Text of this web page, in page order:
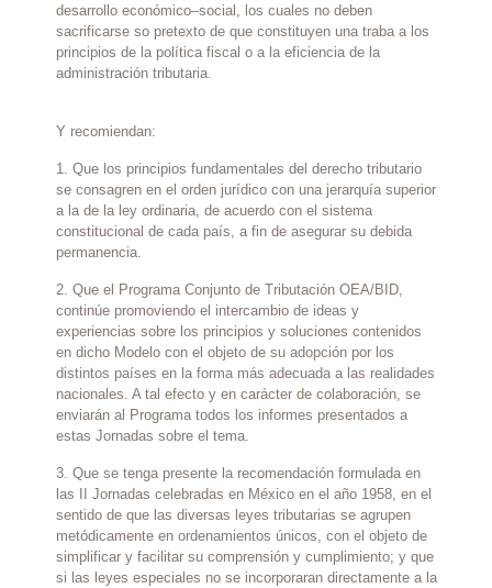
desarrollo económico–social, los cuales no deben
sacrificarse so pretexto de que constituyen una traba a los
principios de la política fiscal o a la eficiencia de la
administración tributaria.
Y recomiendan:
1. Que los principios fundamentales del derecho tributario
se consagren en el orden jurídico con una jerarquía superior
a la de la ley ordinaria, de acuerdo con el sistema
constitucional de cada país, a fin de asegurar su debida
permanencia.
2. Que el Programa Conjunto de Tributación OEA/BID,
continúe promoviendo el intercambio de ideas y
experiencias sobre los principios y soluciones contenidos
en dicho Modelo con el objeto de su adopción por los
distintos países en la forma más adecuada a las realidades
nacionales. A tal efecto y en carácter de colaboración, se
enviarán al Programa todos los informes presentados a
estas Jornadas sobre el tema.
3. Que se tenga presente la recomendación formulada en
las II Jornadas celebradas en México en el año 1958, en el
sentido de que las diversas leyes tributarias se agrupen
metódicamente en ordenamientos únicos, con el objeto de
simplificar y facilitar su comprensión y cumplimiento; y que
si las leyes especiales no se incorporaran directamente a la